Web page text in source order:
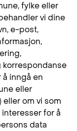
fylke eller
vi dine
e-post,
korrespondanse
inngå en
eller
eller om vi som
for å
data